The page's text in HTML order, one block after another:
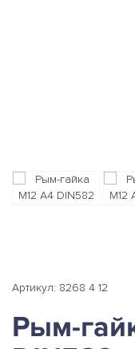
Артикул: 8268 4 12
Рым-